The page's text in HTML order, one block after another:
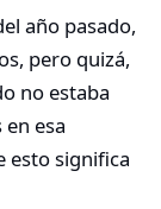
año pasado,
pero quizá,
no estaba
esa
esto significa